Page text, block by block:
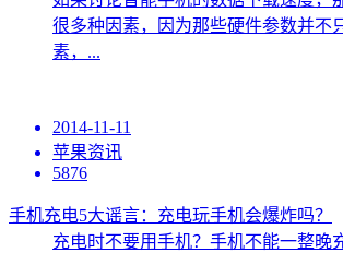
很多种因素，因为那些硬件参数并不
素，...
2014-11-11
苹果资讯
5876
手机充电5大谣言：充电玩手机会爆炸吗？
充电时不要用手机？手机不能一整晚